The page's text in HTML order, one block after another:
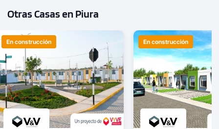
Otras Casas en Piura
En construcción En construcción